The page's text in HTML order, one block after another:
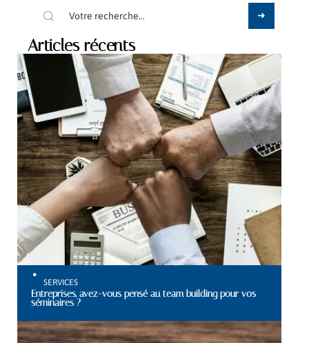
Articles récents
SERVICES
Entreprises, avez-vous pensé au team building pour vos
séminaires ?